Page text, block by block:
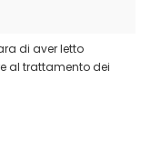
di aver letto
al trattamento dei